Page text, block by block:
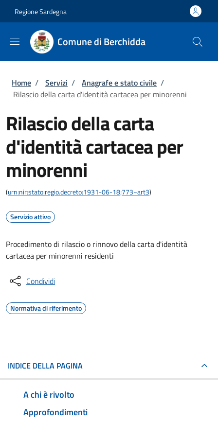
Regione Sardegna
Comune di Berchidda
Briciole di pane
Home / Servizi / Anagrafe e stato civile /
Rilascio della carta d'identità cartacea per minorenni
Rilascio della carta
d'identità cartacea per
minorenni
(urn:nir:stato:regio.decreto:1931-06-18;773~art3)
Servizio attivo
Procedimento di rilascio o rinnovo della carta d'identità
cartacea per minorenni residenti
Condividi
Normativa di riferimento
INDICE DELLA PAGINA
A chi è rivolto
Approfondimenti